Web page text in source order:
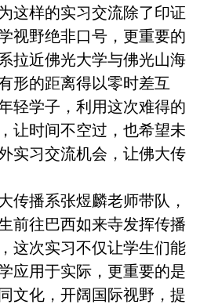
这样的实习交流除了印证
视野绝非口号，更重要的
拉近佛光大学与佛光山海
形的距离得以零时差互
轻学子，利用这次难得的
让时间不空过，也希望未
实习交流机会，让佛大传
传播系张煜麟老师带队，
前往巴西如来寺发挥传播
这次实习不仅让学生们能
应用于实际，更重要的是
文化，开阔国际视野，提